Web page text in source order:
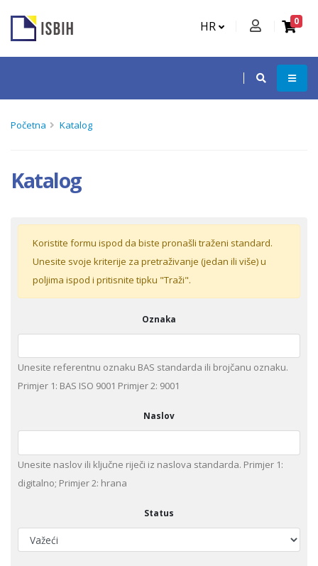
HR 0
Početna Katalog
Katalog
Koristite formu ispod da biste pronašli traženi standard.
Unesite svoje kriterije za pretraživanje (jedan ili više) u
poljima ispod i pritisnite tipku "Traži".
Oznaka
Unesite referentnu oznaku BAS standarda ili brojčanu oznaku.
Primjer 1: BAS ISO 9001 Primjer 2: 9001
Naslov
Unesite naslov ili ključne riječi iz naslova standarda. Primjer 1:
digitalno; Primjer 2: hrana
Status